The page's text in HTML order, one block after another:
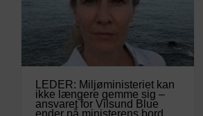
LEDER: Miljøministeriet kan
ikke længere gemme sig –
ansvaret for Vilsund Blue
ender på ministerens bord